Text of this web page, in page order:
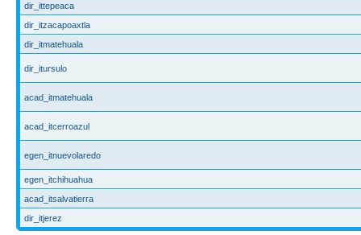
dir_ittepeaca
dir_itzacapoaxtla
dir_itmatehuala
dir_itursulo
acad_itmatehuala
acad_itcerroazul
egen_itnuevolaredo
egen_itchihuahua
acad_itsalvatierra
dir_itjerez